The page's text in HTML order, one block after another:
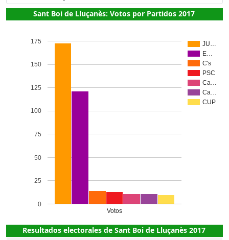
Sant Boi de Lluçanès: Votos por Partidos 2017
JU…
E…
C's
PSC
Ca…
Ca…
CUP
Votos
0
25
50
75
100
125
150
175
Resultados electorales de Sant Boi de Lluçanès 2017